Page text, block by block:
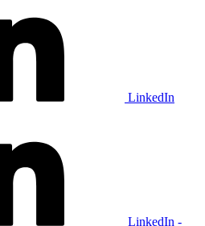
LinkedIn
LinkedIn -